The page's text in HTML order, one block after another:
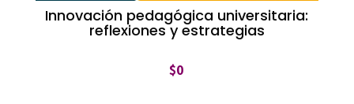
Innovación pedagógica universitaria:
reflexiones y estrategias
$0